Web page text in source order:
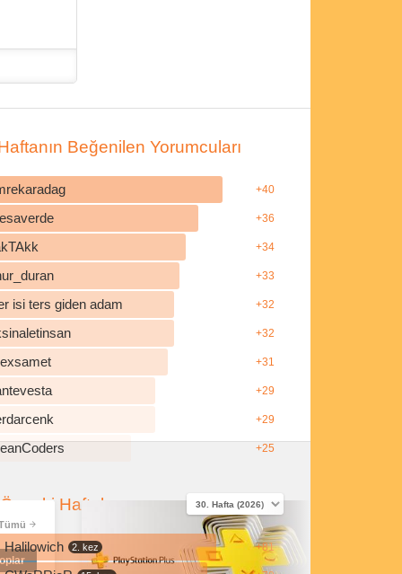
Beğenilen Yorumcuları
+40
+36
+34
+33
isi ters giden adam +32
+32
+31
+29
+29
+25
Haftalar
Halilowich 2. kez +81